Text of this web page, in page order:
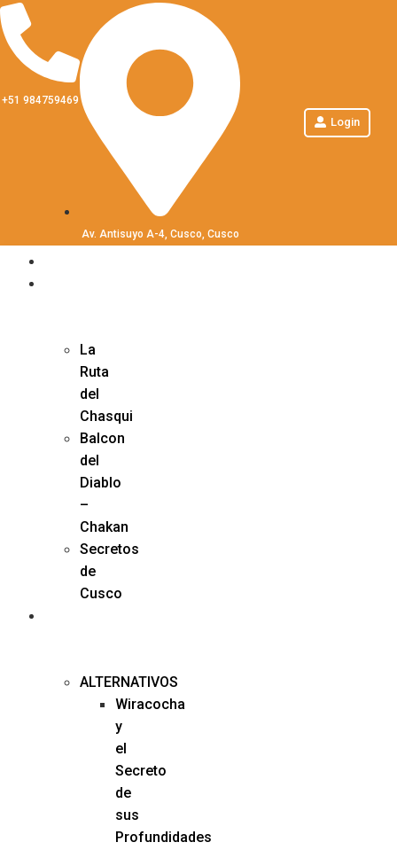
+51 984759469
Av. Antisuyo A-4, Cusco, Cusco
Login
La
Ruta
del
Chasqui
Balcon
del
Diablo
–
Chakan
Secretos
de
Cusco
ALTERNATIVOS
Wiracocha
y
el
Secreto
de
sus
Profundidades